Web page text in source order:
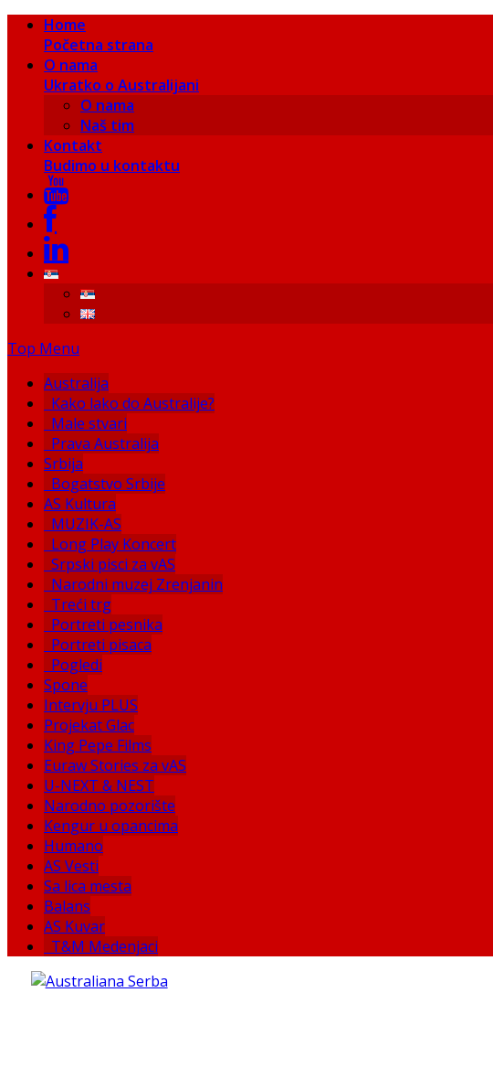
Home
Početna strana
O nama
Ukratko o Australijani
O nama
Naš tim
Kontakt
Budimo u kontaktu
Top Menu
Australija
Kako lako do Australije?
Male stvari
Prava Australija
Srbija
Bogatstvo Srbije
AS Kultura
MUZIK-AS
Long Play Koncert
Srpski pisci za vAS
Narodni muzej Zrenjanin
Treći trg
Portreti pesnika
Portreti pisaca
Pogledi
Spone
Intervju PLUS
Projekat Glac
King Pepe Films
Euraw Stories za vAS
U-NEXT & NEST
Narodno pozorište
Kengur u opancima
Humano
AS Vesti
Sa lica mesta
Balans
AS Kuvar
T&M Medenjaci